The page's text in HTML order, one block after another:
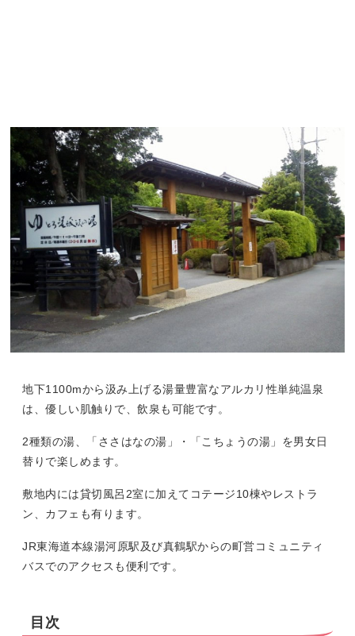
地下1100mから汲み上げる湯量豊富なアルカリ性単純温泉
は、優しい肌触りで、飲泉も可能です。
2種類の湯、「ささはなの湯」・「こちょうの湯」を男女日
替りで楽しめます。
敷地内には貸切風呂2室に加えてコテージ10棟やレストラ
ン、カフェも有ります。
JR東海道本線湯河原駅及び真鶴駅からの町営コミュニティ
バスでのアクセスも便利です。
目次